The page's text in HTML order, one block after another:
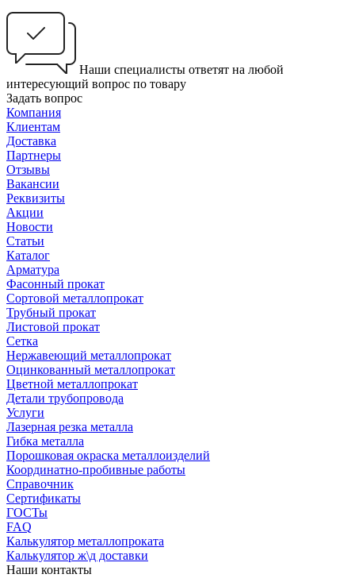
Наши специалисты ответят на любой
интересующий вопрос по товару
Задать вопрос
Компания
Клиентам
Доставка
Партнеры
Отзывы
Вакансии
Реквизиты
Акции
Новости
Статьи
Каталог
Арматура
Фасонный прокат
Сортовой металлопрокат
Трубный прокат
Листовой прокат
Сетка
Нержавеющий металлопрокат
Оцинкованный металлопрокат
Цветной металлопрокат
Детали трубопровода
Услуги
Лазерная резка металла
Гибка металла
Порошковая окраска металлоизделий
Координатно-пробивные работы
Справочник
Сертификаты
ГОСТы
FAQ
Калькулятор металлопроката
Калькулятор ж\д доставки
Наши контакты